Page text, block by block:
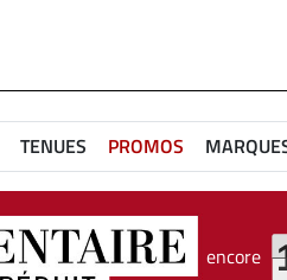
TENUES PROMOS
encore